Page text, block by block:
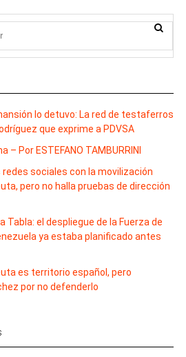
lo detuvo: La red de testaferros
que exprime a PDVSA
Por ESTEFANO TAMBURRINI
sociales con la movilización
pero no halla pruebas de dirección
Tabla: el despliegue de la Fuerza de
ya estaba planificado antes
es territorio español, pero
por no defenderlo